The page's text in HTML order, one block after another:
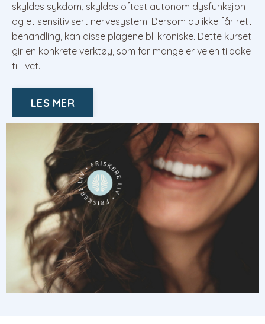
skyldes sykdom, skyldes oftest autonom dysfunksjon
og et sensitivisert nervesystem. Dersom du ikke får rett
behandling, kan disse plagene bli kroniske. Dette kurset
gir en konkrete verktøy, som for mange er veien tilbake
til livet.
LES MER